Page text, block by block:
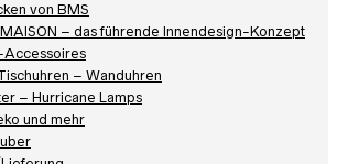
von BMS
– das führende Innendesign-Konzept
– Wanduhren
– Hurricane Lamps
und mehr